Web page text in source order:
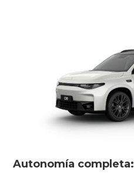
Autonomía completa: